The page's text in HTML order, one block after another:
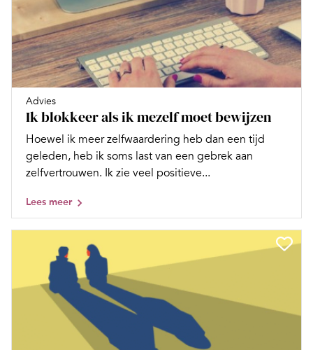
Advies
Ik blokkeer als ik mezelf moet bewijzen
Hoewel ik meer zelfwaardering heb dan een tijd
geleden, heb ik soms last van een gebrek aan
zelfvertrouwen. Ik zie veel positieve...
Lees meer